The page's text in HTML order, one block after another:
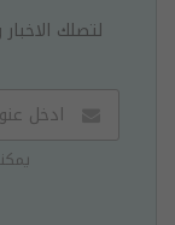
لتصلك